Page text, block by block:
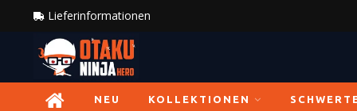
Lieferinformationen
NEU KOLLEKTIONEN